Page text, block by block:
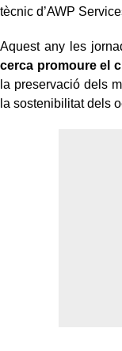
tècnic d’AWP
Aquest any les
cerca promoure el
la preservació dels
la sostenibilitat dels